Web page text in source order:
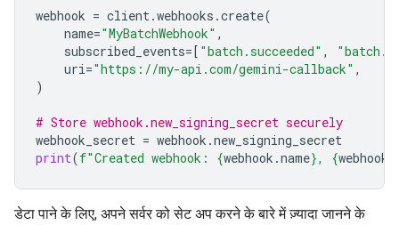
webhook = client.webhooks .create(
name="MyBatchWebhook" ,
subscribed_events=[ "batch.succeeded" ,
uri="https://my-api.com/gemini-callback" ,
)
# Store webhook.new_signing_secret securely
webhook_secret = webhook .new_signing_secret
print(f"Created webhook: {webhook .name}, {webhook
डेटा पाने के लिए, अपने सर्वर को सेट अप करने के बारे में ज़्यादा जानने के